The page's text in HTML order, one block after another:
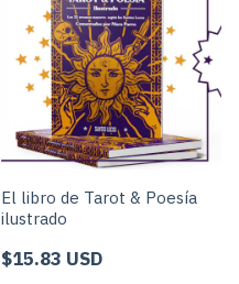
El libro de Tarot & Poesía
ilustrado
$15.83 USD